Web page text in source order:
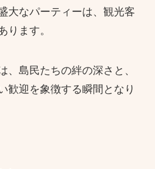
大なパーティーは、観光客
ります。
、島民たちの絆の深さと、
歓迎を象徴する瞬間となり